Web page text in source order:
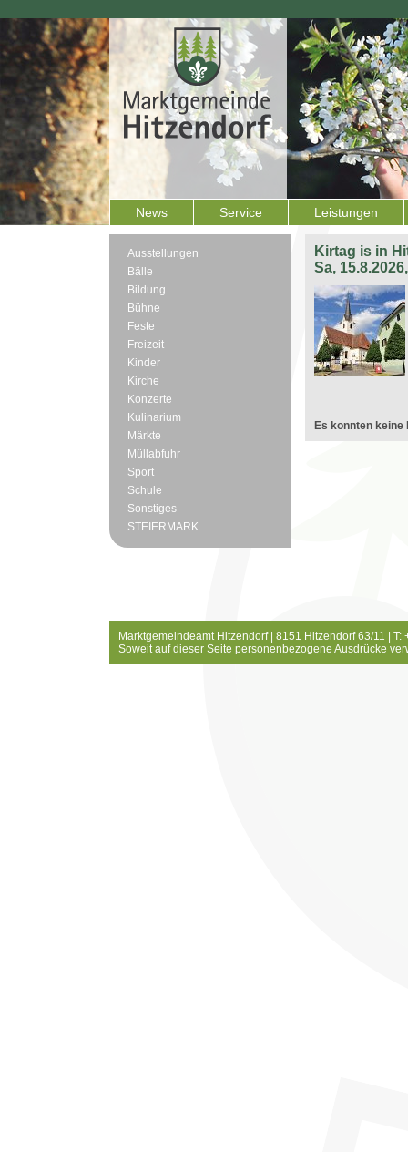
News Service Leistungen
Ausstellungen
Bälle
Bildung
Bühne
Feste
Freizeit
Kinder
Kirche
Konzerte
Kulinarium
Märkte
Müllabfuhr
Sport
Schule
Sonstiges
STEIERMARK
Kirtag is in
Sa,
Es konnten keine
Marktgemeindeamt Hitzendorf | 8151 Hitzendorf 63/11 |
Soweit auf dieser Seite personenbezogene Ausdrücke